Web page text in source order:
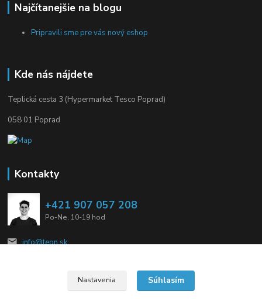
Najčítanejšie na blogu
Pripravili sme pre vás nový eshop
Kde nás nájdete
Teplická cesta 3 (Hypermarket Tesco Poprad)
058 01 Poprad
Kontakty
+421 907 057 208
Po-Ne, 10-19 hod
info@teon.sk
Nastavenia Súhlasím